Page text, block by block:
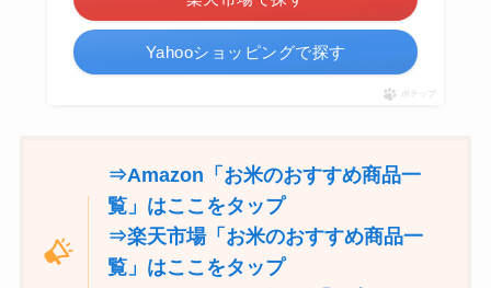
Yahooショッピングで探す
ポチップ
⇒Amazon「お米のおすすめ商品一
覧」はここをタップ
⇒楽天市場「お米のおすすめ商品一
覧」はここをタップ